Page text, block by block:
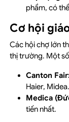
phẩm, có
Cơ hội
Các hội chợ lớn
thị trường. Một
Canton
Haier, Midea.
Medica
tiến nhất.